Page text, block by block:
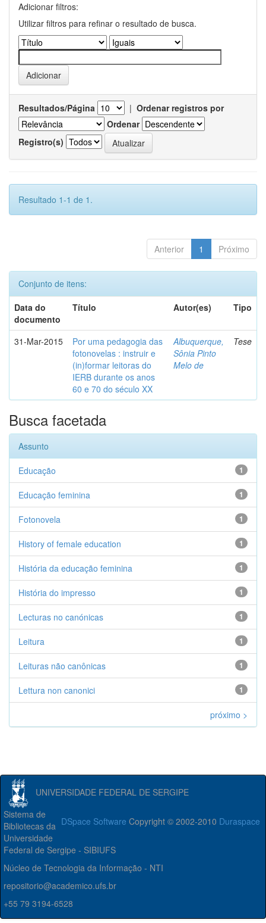
Adicionar filtros:
Utilizar filtros para refinar o resultado de busca.
Resultados/Página | Ordenar registros por
Ordenar
Registro(s)
Resultado 1-1 de 1.
Anterior 1 Próximo
Conjunto de itens:
Data do
documento
Título Autor(es) Tipo
31-Mar-2015
Por uma pedagogia das
fotonovelas : instruir e
(in)formar leitoras do
IERB durante os anos
60 e 70 do século XX
Albuquerque,
Sônia Pinto
Melo de
Tese
Busca facetada
Assunto
1
Educação
1
Educação feminina
1
Fotonovela
1
History of female education
1
História da educação feminina
1
História do impresso
1
Lecturas no canónicas
1
Leitura
1
Leituras não canônicas
1
Lettura non canonici
próximo >
UNIVERSIDADE FEDERAL DE SERGIPE
DSpace Software Copyright © 2002-2010 Duraspace
Sistema de
Bibliotecas da
Universidade
Federal de Sergipe - SIBIUFS
Núcleo de Tecnologia da Informação - NTI
repositorio@academico.ufs.br
+55 79 3194-6528